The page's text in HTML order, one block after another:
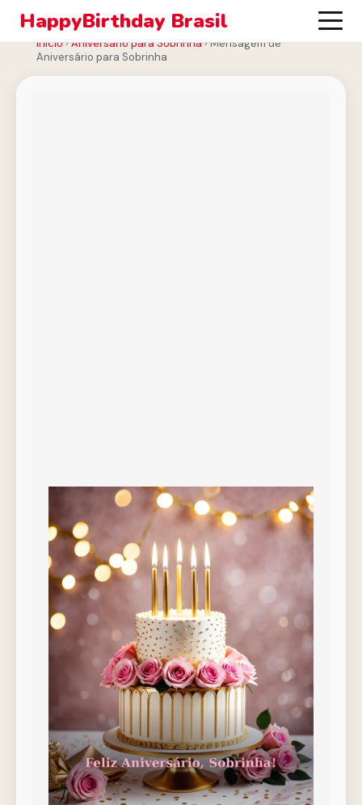
HappyBirthday Brasil
Início›Aniversário para Sobrinha›Mensagem de
Aniversário para Sobrinha